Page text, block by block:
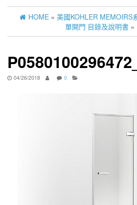
HOME » 美國KOHLER MEMOIRS
單開門 目錄及說明書 »
04/26/2018 0